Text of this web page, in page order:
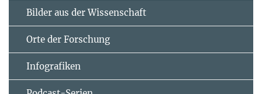
Bilder aus der Wissenschaft
Orte der Forschung
Infografiken